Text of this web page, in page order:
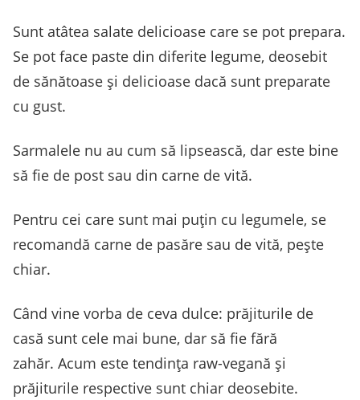
Sunt atâtea salate delicioase care se pot prepara.
Se pot face paste din diferite legume, deosebit
de sănătoase și delicioase dacă sunt preparate
cu gust.
Sarmalele nu au cum să lipsească, dar este bine
să fie de post sau din carne de vită.
Pentru cei care sunt mai puțin cu legumele, se
recomandă carne de pasăre sau de vită, pește
chiar.
Când vine vorba de ceva dulce: prăjiturile de
casă sunt cele mai bune, dar să fie fără
zahăr. Acum este tendința raw-vegană și
prăjiturile respective sunt chiar deosebite.